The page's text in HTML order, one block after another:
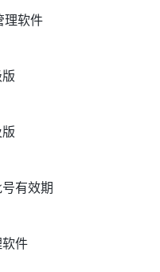
理软件
有效期
件